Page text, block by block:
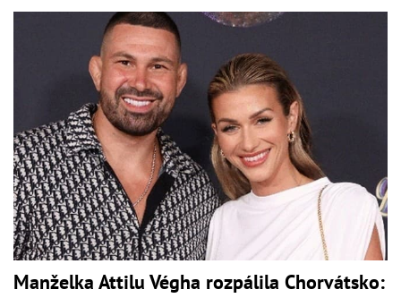
Manželka Attilu Végha rozpálila Chorvátsko: